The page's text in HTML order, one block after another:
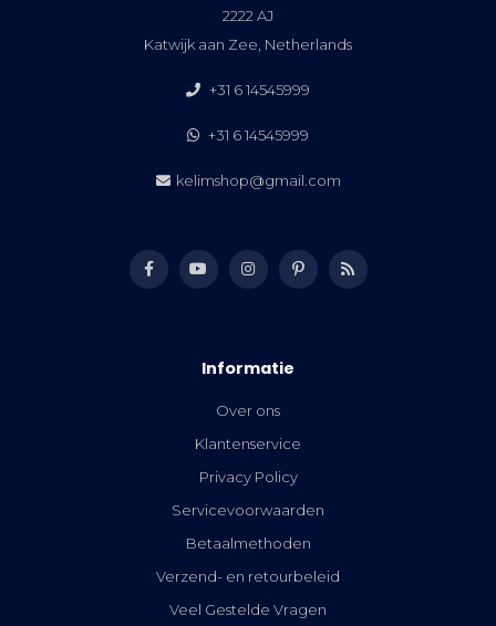
2222 AJ
Katwijk aan Zee, Netherlands
+31 6 14545999
+31 6 14545999
kelimshop@gmail.com
Informatie
Over ons
Klantenservice
Privacy Policy
Servicevoorwaarden
Betaalmethoden
Verzend- en retourbeleid
Veel Gestelde Vragen